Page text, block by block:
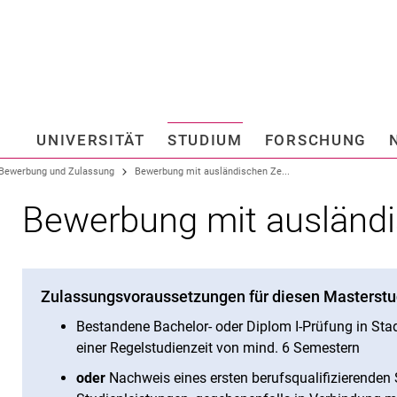
Springe direkt zu:
UNIVERSITÄT STUDIUM FORSCHUNG
Hochschule
Bewerbung und Zulassung Bewerbung mit ausländischen Ze...
Bewerbung mit
Zulassungsvoraussetzungen für diesen
Bestandene Bachelor- oder Diplom I-Prüfung in
einer Regelstudienzeit von mind. 6 Semestern
oder Nachweis eines ersten